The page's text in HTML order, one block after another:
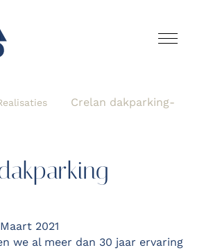
Crelan dakparking-
2021
we al meer dan 30 jaar ervaring